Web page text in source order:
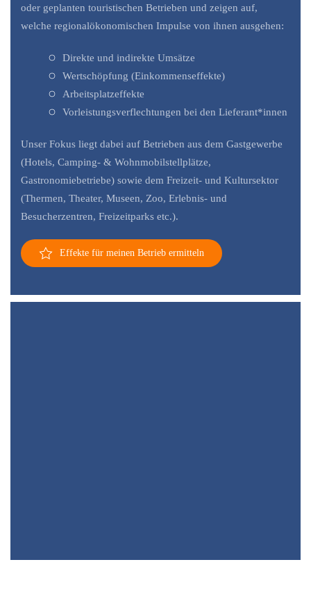
oder geplanten touristischen Betrieben und zeigen auf,
welche regionalökonomischen Impulse von ihnen ausgehen:
Direkte und indirekte Umsätze
Wertschöpfung (Einkommenseffekte)
Arbeitsplatzeffekte
Vorleistungsverflechtungen bei den Lieferant*innen
Unser Fokus liegt dabei auf Betrieben aus dem Gastgewerbe
(Hotels, Camping- & Wohnmobilstellplätze,
Gastronomiebetriebe) sowie dem Freizeit- und Kultursektor
(Thermen, Theater, Museen, Zoo, Erlebnis- und
Besucherzentren, Freizeitparks etc.).
Effekte für meinen Betrieb ermitteln
Ökonomische